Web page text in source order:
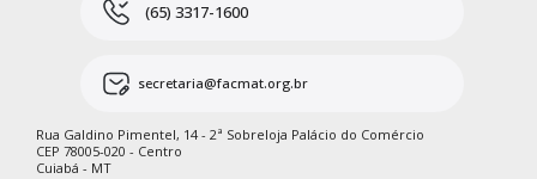
(65) 3317-1600
secretaria@facmat.org.br
Rua Galdino Pimentel, 14 - 2ª Sobreloja Palácio do Comércio
CEP 78005-020 - Centro
Cuiabá - MT